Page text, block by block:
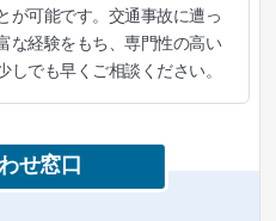
が可能です。交通事故に遭っ
な経験をもち、専門性の高い
しでも早くご相談ください。
せ窓口